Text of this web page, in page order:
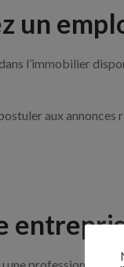
un
l’immobilier
aux annonces